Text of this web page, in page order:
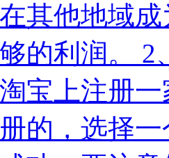
其他地域
的利润。 2
宝上注册
的，选择